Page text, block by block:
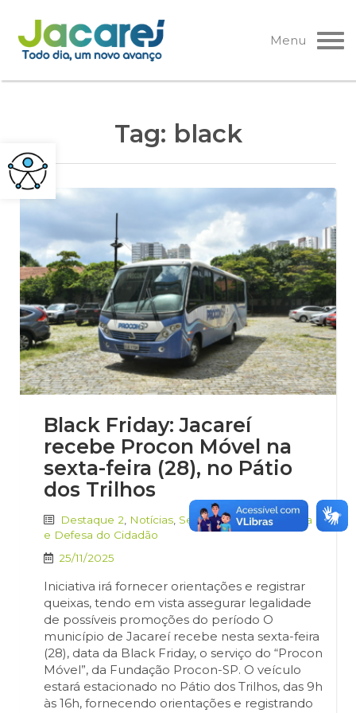
Pular
para
o
Menu
Tag: black
Black Friday: Jacareí
recebe Procon Móvel na
sexta-feira (28), no Pátio
dos Trilhos
Destaque 2 Notícias Secretaria de Segurança
e Defesa do Cidadão
25/11/2025
Iniciativa irá fornecer orientações e registrar
queixas, tendo em vista assegurar legalidade
de possíveis promoções do período O
município de Jacareí recebe nesta sexta-feira
(28), data da Black Friday, o serviço do “Procon
Móvel”, da Fundação Procon-SP. O veículo
estará estacionado no Pátio dos Trilhos, das 9h
às 16h, fornecendo orientações e registrando